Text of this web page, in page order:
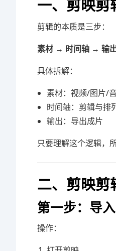
一、剪映剪
剪辑的本质是三步：
素材 → 时间轴 → 输
具体拆解：
素材：视频/图片/
时间轴：剪辑与排
输出：导出成片
只要理解这个逻辑，
二、剪映剪
第一步：导
操作：